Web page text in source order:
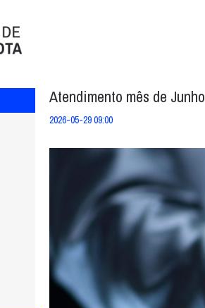
Atendimento mês de Junho
2026-05-29 09:00